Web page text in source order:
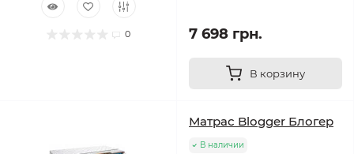
0 7 698 грн.
В корзину
Матрас Blogger Блогер
В наличии